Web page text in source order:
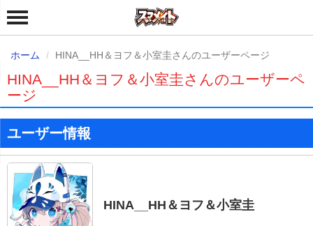
ホーム HINA__HH＆ヨフ＆小室圭さんのユーザーページ
HINA__HH＆ヨフ＆小室圭さんのユーザーペ
ージ
ユーザー情報
HINA__HH＆ヨフ＆小室圭